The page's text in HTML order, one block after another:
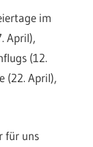
im
April),
(12.
(22. April),
für uns